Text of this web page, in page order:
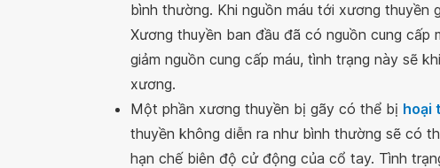
bình thường. Khi nguồn máu tới xương thuyền
Xương thuyền ban đầu đã có nguồn cung
giảm nguồn cung cấp máu, tình trạng này sẽ
xương.
Một phần xương thuyền bị gãy có thể bị hoại
thuyền không diễn ra như bình thường sẽ có
hạn chế biên độ cử động của cổ tay. Tình